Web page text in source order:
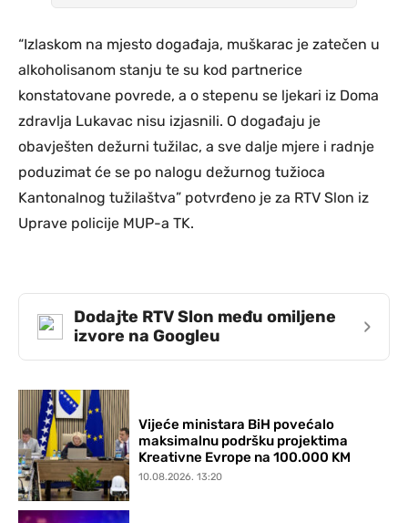
“Izlaskom na mjesto događaja, muškarac je zatečen u
alkoholisanom stanju te su kod partnerice
konstatovane povrede, a o stepenu se ljekari iz Doma
zdravlja Lukavac nisu izjasnili. O događaju je
obavješten dežurni tužilac, a sve dalje mjere i radnje
poduzimat će se po nalogu dežurnog tužioca
Kantonalnog tužilaštva” potvrđeno je za RTV Slon iz
Uprave policije MUP-a TK.
Dodajte RTV Slon među omiljene
izvore na Googleu
›
Vijeće ministara BiH povećalo
maksimalnu podršku projektima
Kreativne Evrope na 100.000 KM
10.08.2026. 13:20